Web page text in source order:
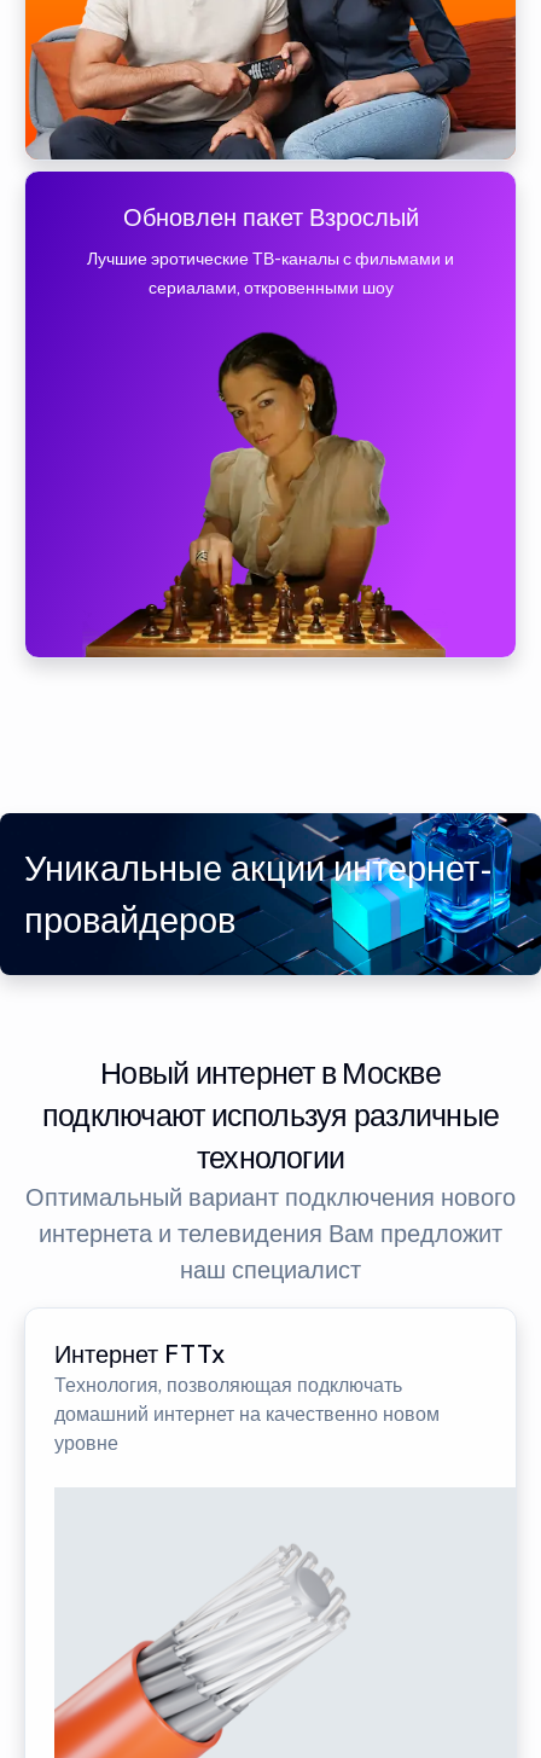
Обновлен пакет Взрослый
Лучшие эротические ТВ-каналы с фильмами и
сериалами, откровенными шоу
Уникальные акции интернет-
провайдеров
Новый интернет в Москве
подключают используя различные
технологии
Оптимальный вариант подключения нового
интернета и телевидения Вам предложит
наш специалист
Интернет FTTx
Технология, позволяющая подключать
домашний интернет на качественно новом
уровне